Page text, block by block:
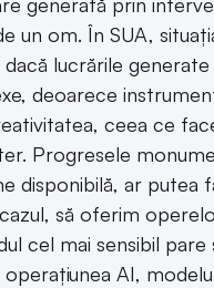
un om. În SUA,
lucrările generate
deoarece
ceea ce
Progresele
disponibilă, ar putea
să oferim
cel mai sensibil pare
AI,